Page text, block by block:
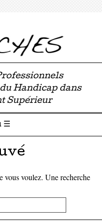
Handicap dans
Supérieur
☰
vous voulez. Une recherche